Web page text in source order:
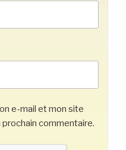
e-mail et mon site
commentaire.